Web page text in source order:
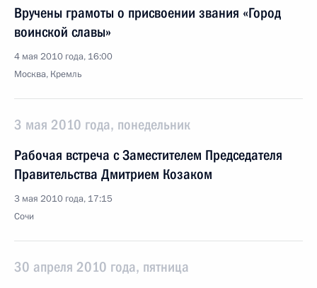
Вручены грамоты о присвоении звания «Город
воинской славы»
4 мая 2010 года, 16:00
Москва, Кремль
3 мая 2010 года, понедельник
Рабочая встреча с Заместителем Председателя
Правительства Дмитрием Козаком
3 мая 2010 года, 17:15
Сочи
30 апреля 2010 года, пятница